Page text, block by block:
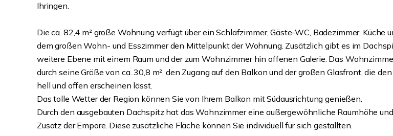
Ihringen.
Die ca. 82,4 m² große Wohnung verfügt über ein Schlafzimmer, Gäste-WC, Badezimmer, Küche
dem großen Wohn- und Esszimmer den Mittelpunkt der Wohnung. Zusätzlich gibt es im
weitere Ebene mit einem Raum und der zum Wohnzimmer hin offenen Galerie. Das
durch seine Größe von ca. 30,8 m², den Zugang auf den Balkon und der großen Glasfront, die
hell und offen erscheinen lässt.
Das tolle Wetter der Region können Sie von Ihrem Balkon mit Südausrichtung genießen.
Durch den ausgebauten Dachspitz hat das Wohnzimmer eine außergewöhnliche Raumhöhe
Zusatz der Empore. Diese zusätzliche Fläche können Sie individuell für sich gestallten.